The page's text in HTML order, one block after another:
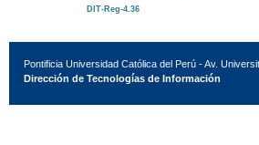
DIT-Reg-4.36
Pontificia Universidad Católica del Perú - Av.
Dirección de Tecnologías de Información